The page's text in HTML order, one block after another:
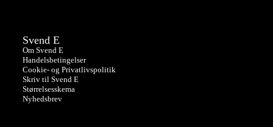
Svend E
Om Svend E
Handelsbetingelser
Cookie- og Privatlivspolitik
Skriv til Svend E
Størrelsesskema
Nyhedsbrev